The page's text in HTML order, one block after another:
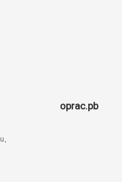
oprac.pb